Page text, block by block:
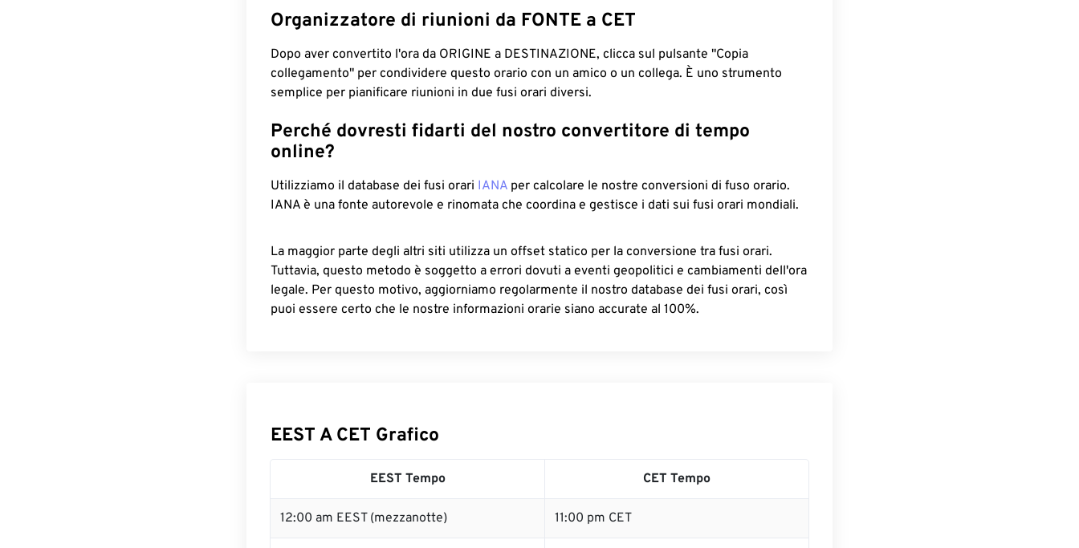
Organizzatore di riunioni da FONTE a CET
Dopo aver convertito l'ora da ORIGINE a DESTINAZIONE, clicca sul pulsante "Copia
collegamento" per condividere questo orario con un amico o un collega. È uno strumento
semplice per pianificare riunioni in due fusi orari diversi.
Perché dovresti fidarti del nostro convertitore di tempo
online?
Utilizziamo il database dei fusi orari IANA per calcolare le nostre conversioni di fuso orario.
IANA è una fonte autorevole e rinomata che coordina e gestisce i dati sui fusi orari mondiali.
La maggior parte degli altri siti utilizza un offset statico per la conversione tra fusi orari.
Tuttavia, questo metodo è soggetto a errori dovuti a eventi geopolitici e cambiamenti dell'ora
legale. Per questo motivo, aggiorniamo regolarmente il nostro database dei fusi orari, così
puoi essere certo che le nostre informazioni orarie siano accurate al 100%.
EEST A CET Grafico
EEST Tempo CET Tempo
12:00 am EEST (mezzanotte) 11:00 pm CET